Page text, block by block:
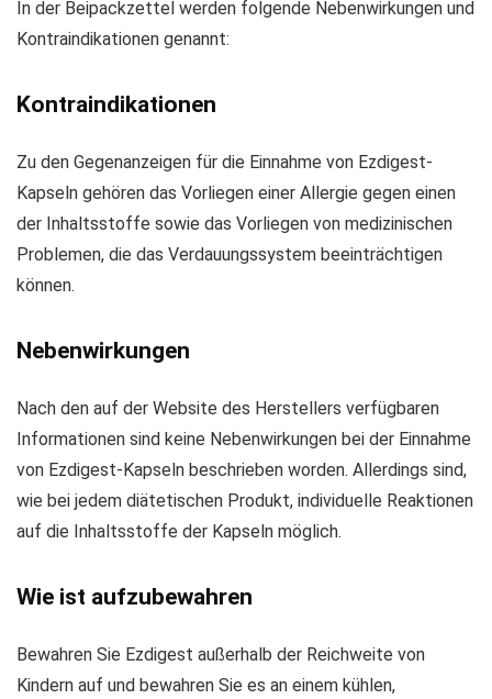
In der Beipackzettel werden folgende Nebenwirkungen und
Kontraindikationen genannt:
Kontraindikationen
Zu den Gegenanzeigen für die Einnahme von Ezdigest-
Kapseln gehören das Vorliegen einer Allergie gegen einen
der Inhaltsstoffe sowie das Vorliegen von medizinischen
Problemen, die das Verdauungssystem beeinträchtigen
können.
Nebenwirkungen
Nach den auf der Website des Herstellers verfügbaren
Informationen sind keine Nebenwirkungen bei der Einnahme
von Ezdigest-Kapseln beschrieben worden. Allerdings sind,
wie bei jedem diätetischen Produkt, individuelle Reaktionen
auf die Inhaltsstoffe der Kapseln möglich.
Wie ist aufzubewahren
Bewahren Sie Ezdigest außerhalb der Reichweite von
Kindern auf und bewahren Sie es an einem kühlen,